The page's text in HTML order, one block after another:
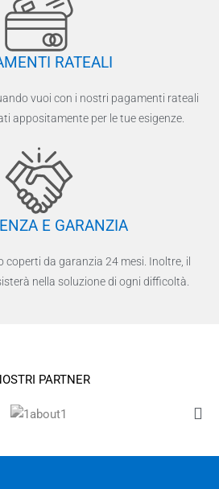
RATEALI
vuoi con i nostri pagamenti rateali
appositamente per le tue esigenze.
E GARANZIA
da garanzia 24 mesi. Inoltre, il
nella soluzione di ogni difficoltà.
PARTNER